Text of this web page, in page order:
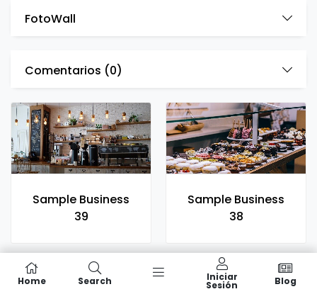
FotoWall
Comentarios (0)
Sample Business
39
Sample Business
38
Home Search Iniciar
Sesión Blog